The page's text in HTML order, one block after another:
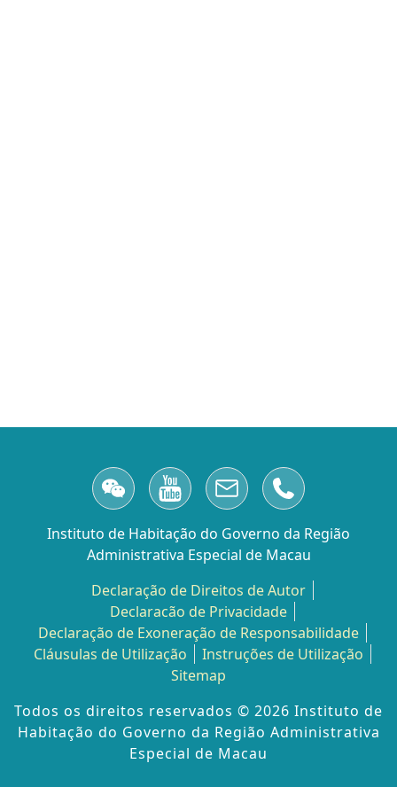
Instituto de Habitação do Governo da Região
Administrativa Especial de Macau
Declaração de Direitos de Autor
Declaracão de Privacidade
Declaração de Exoneração de Responsabilidade
Cláusulas de Utilização
Instruções de Utilização
Sitemap
Todos os direitos reservados ©️ 2026 Instituto de
Habitação do Governo da Região Administrativa
Especial de Macau